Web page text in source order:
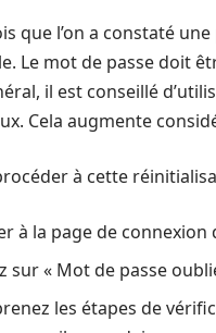
que l’on a constaté
Le mot de passe doit
il est conseillé
Cela augmente
à cette
à la page de
sur « Mot de passe
les étapes de